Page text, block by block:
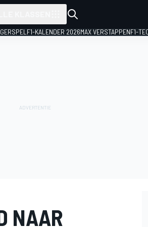
F1-KALENDER 2026MAX VERSTAPPENF1-
NAAR